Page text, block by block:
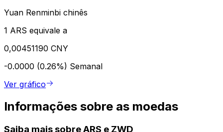
Yuan Renminbi chinês
1 ARS equivale a
0,00451190 CNY
-0.0000 (0.26%) Semanal
Ver gráfico
Informações sobre as moedas
Saiba mais sobre ARS e ZWD